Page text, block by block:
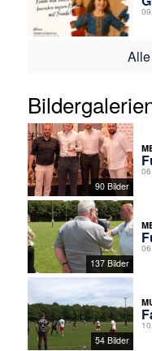
90 Bilder
137 Bilder
54 Bilder